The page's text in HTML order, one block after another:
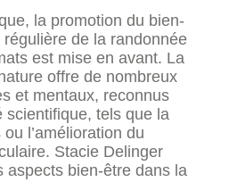
la promotion du bien-
de la randonnée
est mise en avant. La
offre de nombreux
et mentaux, reconnus
scientifique, tels que la
l’amélioration du
Stacie Delinger
aspects bien-être dans la